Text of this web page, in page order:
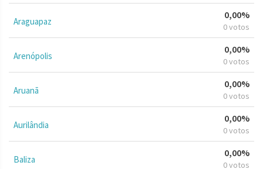
Araguapaz
0,00%
0 votos
Arenópolis
0,00%
0 votos
Aruanã
0,00%
0 votos
Aurilândia
0,00%
0 votos
Baliza
0,00%
0 votos